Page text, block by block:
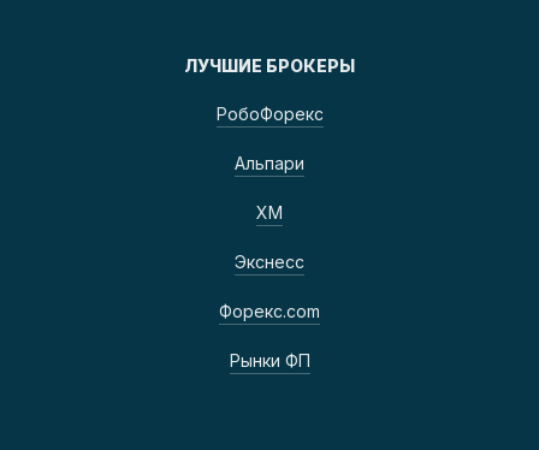
ЛУЧШИЕ БРОКЕРЫ
РобоФорекс
Альпари
ХМ
Экснесс
Форекс.com
Рынки ФП